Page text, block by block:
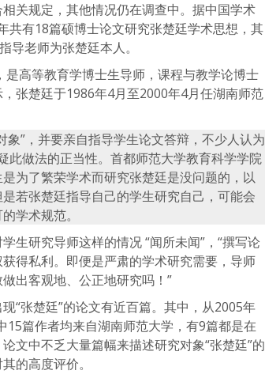
关规定，其他情况仍在调查中。据中国学术
共有18篇硕博士论文研究张楚廷学术思想，其
导老师为张楚廷本人。
高等教育学博士生导师，课程与教学论博士
张楚廷于1986年4月至2000年4月任湖南师范
”，并要亲自指导学生论文答辩，不少人认为
此做法的正当性。首都师范大学教育科学学院
为了繁荣学术而研究张楚廷是没问题的，以
若张楚廷指导自己的学生研究自己，可能会
学术规范。
生研究导师这样的情况 “闻所未闻”，“撰写论
得私利。即便是严肃的学术研究需要，导师
出客观地、公正地研究吗！”
“张楚廷”的论文有近百篇。其中，从2005年
篇作者均来自湖南师范大学，有9篇都是在
文中不乏大量篇幅来描述研究对象“张楚廷”的
的高度评价。